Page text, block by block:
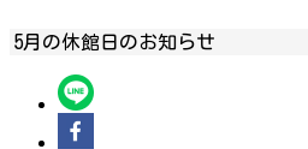
5月の休館日のお知らせ